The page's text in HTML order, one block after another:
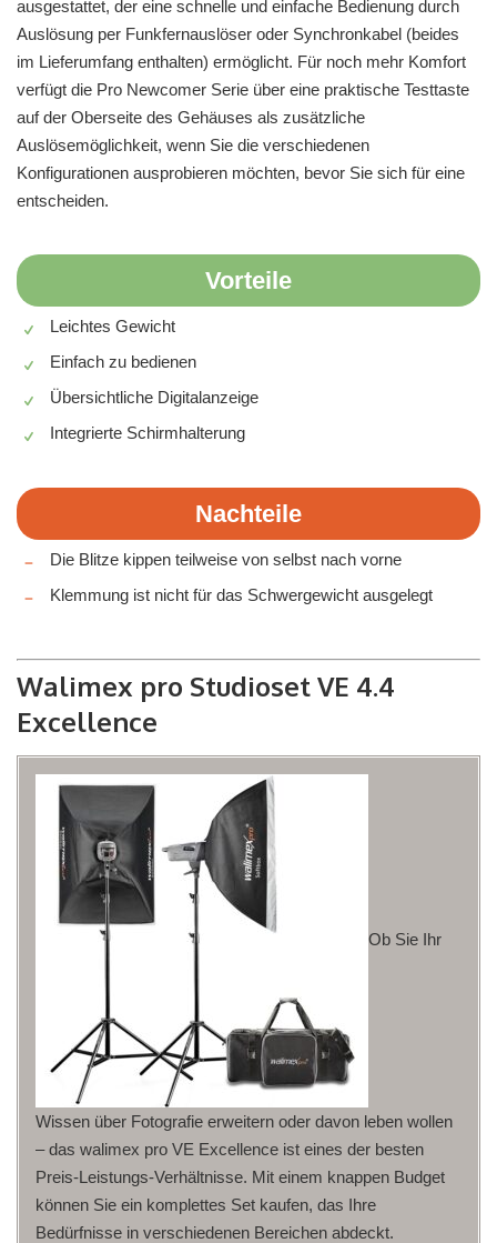
ausgestattet, der eine schnelle und einfache Bedienung durch
Auslösung per Funkfernauslöser oder Synchronkabel (beides
im Lieferumfang enthalten) ermöglicht. Für noch mehr Komfort
verfügt die Pro Newcomer Serie über eine praktische Testtaste
auf der Oberseite des Gehäuses als zusätzliche
Auslösemöglichkeit, wenn Sie die verschiedenen
Konfigurationen ausprobieren möchten, bevor Sie sich für eine
entscheiden.
Vorteile
Leichtes Gewicht
Einfach zu bedienen
Übersichtliche Digitalanzeige
Integrierte Schirmhalterung
Nachteile
Die Blitze kippen teilweise von selbst nach vorne
Klemmung ist nicht für das Schwergewicht ausgelegt
Walimex pro Studioset VE 4.4
Excellence
Ob Sie Ihr
Wissen über Fotografie erweitern oder davon leben wollen
– das walimex pro VE Excellence ist eines der besten
Preis-Leistungs-Verhältnisse. Mit einem knappen Budget
können Sie ein komplettes Set kaufen, das Ihre
Bedürfnisse in verschiedenen Bereichen abdeckt.